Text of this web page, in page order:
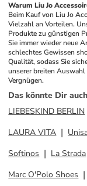
Warum Liu Jo
Beim Kauf von Liu Jo
Vielzahl an Vorteilen.
Produkte zu günstigen
Sie immer wieder neue
schlechtes Gewissen
Qualität, sodass Sie
unserer breiten
Vergnügen.
Das könnte Dir
LIEBESKIND BERLIN
LAURA VITA
Softinos
La Strada
Marc O'Polo Shoes